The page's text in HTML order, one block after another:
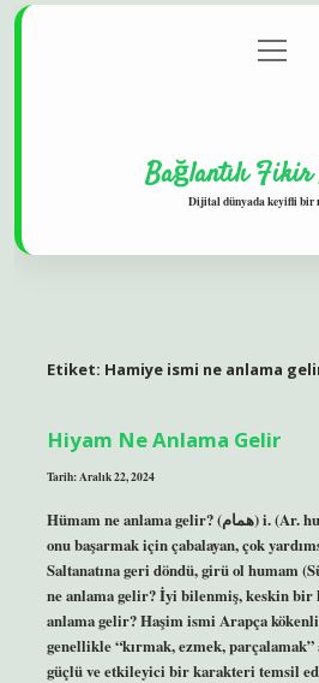
Gizlilik Politikası
menüyü
aç
Bağlantılı Fikir
Dijital dünyada keyifli bir
Etiket: Hamiye ismi ne anlama
Hiyam Ne Anlama Gelir
Tarih: Aralık 22, 2024
Hümam ne anlama gelir? (ﻫﻤﺎﻡ) i. (Ar. humām) Bir işe gönül verip
onu başarmak için çabalayan, çok
Saltanatına geri döndü, girü ol humam
ne anlama gelir? İyi bilenmiş, keskin bir
anlama gelir? Haşim ismi Arapça
genellikle “kırmak, ezmek,
güçlü ve etkileyici bir karakteri temsil